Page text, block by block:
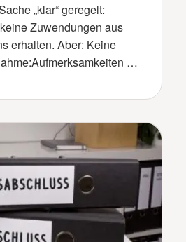
„klar“ geregelt:
Zuwendungen aus
erhalten. Aber: Keine
…